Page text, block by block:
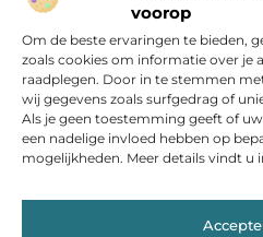
voorop
Om de beste ervaringen te bieden,
zoals cookies om informatie over je
raadplegen. Door in te stemmen
wij gegevens zoals surfgedrag of
Als je geen toestemming geeft of
een nadelige invloed hebben op
mogelijkheden. Meer details vindt u
Over
Jouw gids voor inspiratie en
Ontdek een brede verzameling
om het meeste uit elke dag te
en verrassende inzichten.
Main Links
Bericht categorie